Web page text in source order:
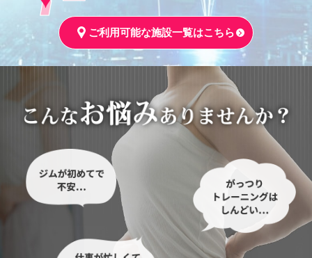
ご利用可能な施設一覧はこちら